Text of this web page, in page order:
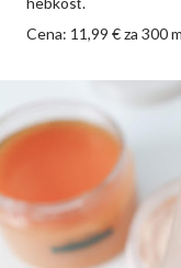
Cena: 11,99 € za 300